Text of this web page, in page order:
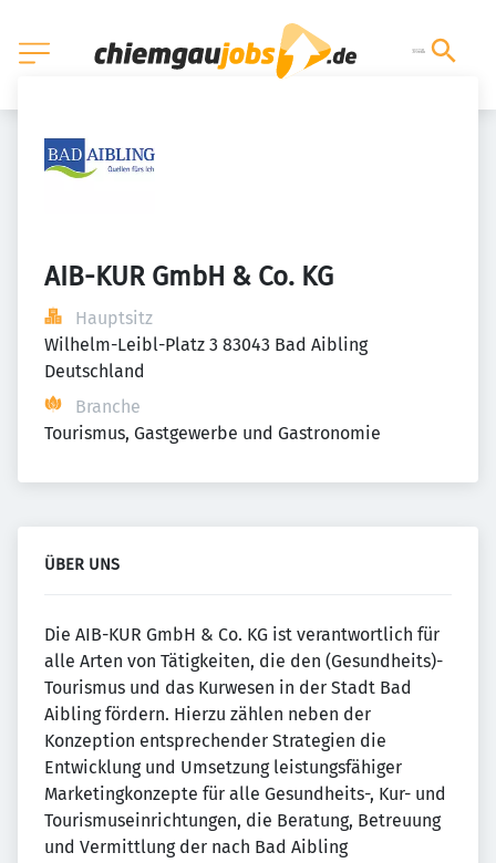
AIB-KUR GmbH & Co. KG
Hauptsitz
Wilhelm-Leibl-Platz 3 83043 Bad Aibling
Deutschland
Branche
Tourismus, Gastgewerbe und Gastronomie
ÜBER UNS
Die AIB-KUR GmbH & Co. KG ist verantwortlich für
alle Arten von Tätigkeiten, die den (Gesundheits)-
Tourismus und das Kurwesen in der Stadt Bad
Aibling fördern. Hierzu zählen neben der
Konzeption entsprechender Strategien die
Entwicklung und Umsetzung leistungsfähiger
Marketingkonzepte für alle Gesundheits-, Kur- und
Tourismuseinrichtungen, die Beratung, Betreuung
und Vermittlung der nach Bad Aibling